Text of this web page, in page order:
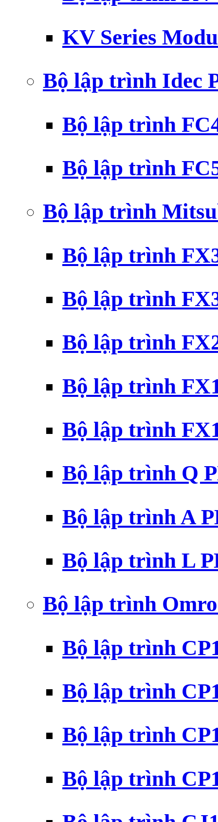
KV Series
Bộ lập trình Idec
Bộ lập trình
Bộ lập trình
Bộ lập trình
Bộ lập trình
Bộ lập trình
Bộ lập trình
Bộ lập trình
Bộ lập trình
Bộ lập trình Q
Bộ lập trình A
Bộ lập trình L
Bộ lập trình
Bộ lập trình
Bộ lập trình
Bộ lập trình
Bộ lập trình